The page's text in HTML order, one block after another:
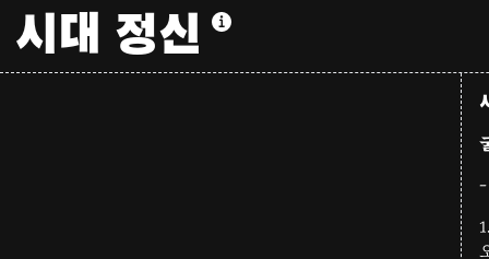
시대 정신